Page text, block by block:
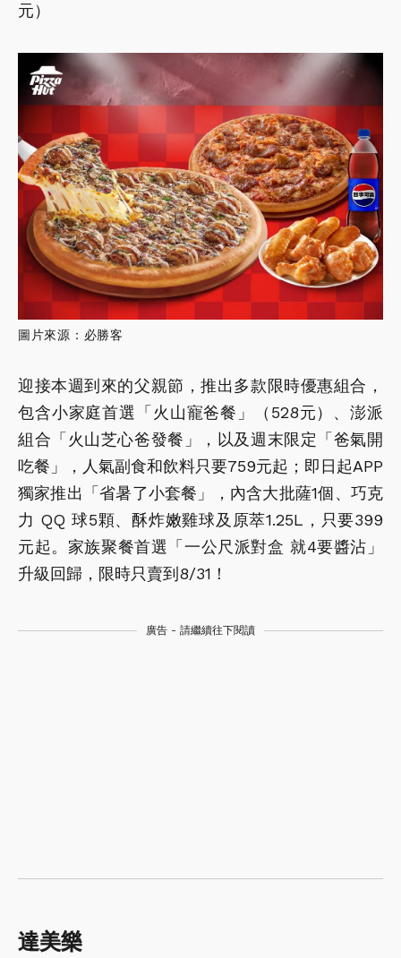
元）
圖片來源：必勝客
迎接本週到來的父親節，推出多款限時優惠組合，
包含小家庭首選「火山寵爸餐」（528元）、澎派
組合「火山芝心爸發餐」，以及週末限定「爸氣開
吃餐」，人氣副食和飲料只要759元起；即日起APP
獨家推出「省暑了小套餐」，內含大批薩1個、巧克
力 QQ 球5顆、酥炸嫩雞球及原萃1.25L，只要399
元起。家族聚餐首選「一公尺派對盒 就4要醬沾」
升級回歸，限時只賣到8/31！
廣告 - 請繼續往下閱讀
達美樂